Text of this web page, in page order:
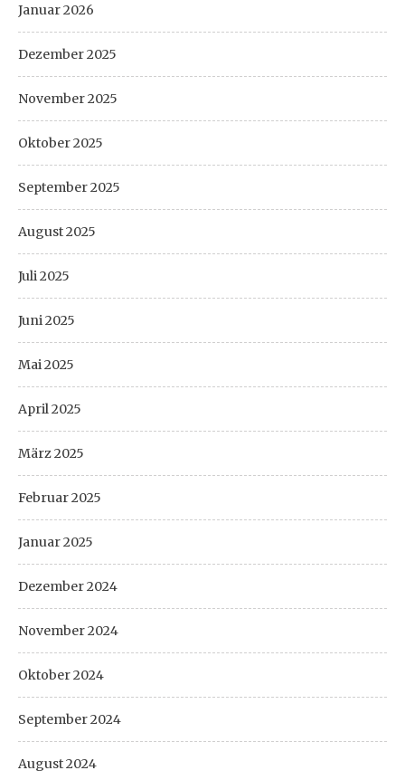
Januar 2026
Dezember 2025
November 2025
Oktober 2025
September 2025
August 2025
Juli 2025
Juni 2025
Mai 2025
April 2025
März 2025
Februar 2025
Januar 2025
Dezember 2024
November 2024
Oktober 2024
September 2024
August 2024